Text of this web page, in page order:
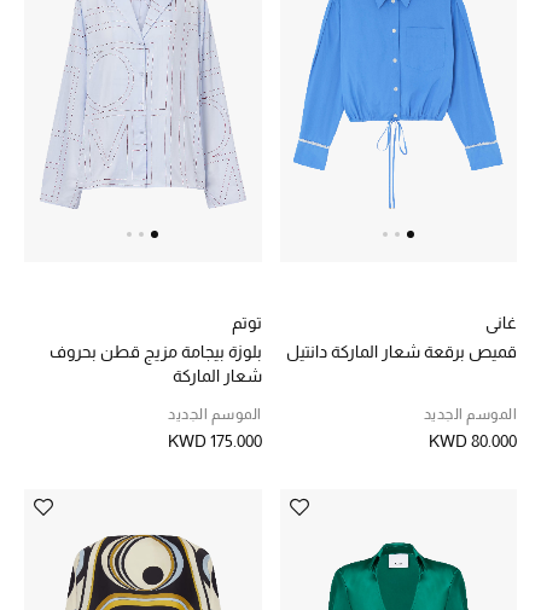
خصومات
ما وصلنا حديثاً
الموسم الجديد
حصريًا عبر الإنترنت
تشكيلة المناسبات للنساء
الحب للمحلي
حقائب وأحذية متطابقة
غاني
قميص برقعة شعار الماركة دانتيل
الموسم الجديد
KWD 80.000
توتم
بلوزة بيجامة مزيج قطن بحروف
شعار الماركة
الموسم الجديد
KWD 175.000